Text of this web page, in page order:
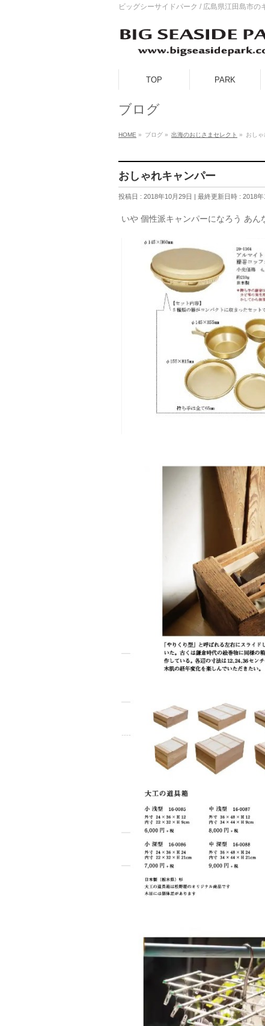
ビッグシーサイドパーク / 広島県江田島市の
TOP PARK
ブログ
HOME » ブログ » 出海のおじさまセレクト » おし
おしゃれキャンパー
投稿日 : 2018年10月29日 最終更新日時 : 2018年
いや 個性派キャンパーになろう あ